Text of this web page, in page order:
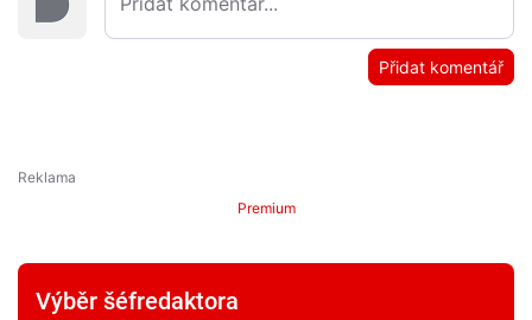
Přidat komentář
Premium
Výběr šéfredaktora